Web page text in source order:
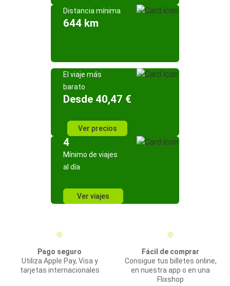
Distancia mínima
644 km
El viaje más
barato
Desde 40,47 €
Ver precios
4
Mínimo de viajes
al día
Ver viajes
Pago seguro
Utiliza Apple Pay, Visa y
tarjetas internacionales
Fácil de comprar
Consigue tus billetes online,
en nuestra app o en una
Flixshop